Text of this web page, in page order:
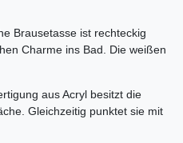
Brausetasse ist rechteckig
Charme ins Bad. Die weißen
aus Acryl besitzt die
Gleichzeitig punktet sie mit